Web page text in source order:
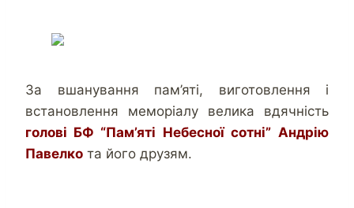
За вшанування пам’яті, виготовлення і
встановлення меморіалу велика вдячність
голові БФ “Пам’яті Небесної сотні” Андрію
Павелко та його друзям.